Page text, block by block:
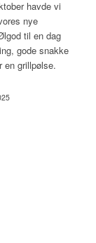
havde vi
nye
til en dag
gode snakke
en grillpølse.